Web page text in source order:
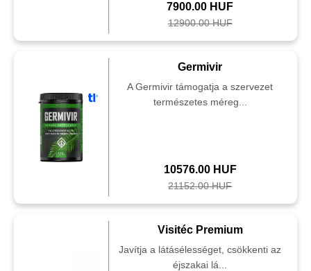
7900.00 HUF
12900.00 HUF
Germivir
A Germivir támogatja a szervezet
természetes méreg...
10576.00 HUF
21152.00 HUF
Visitéc Premium
Javítja a látásélességet, csökkenti az
éjszakai lá...